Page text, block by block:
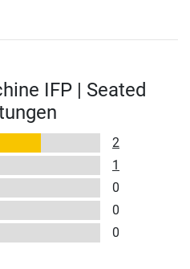
IFP | Seated
2
1
0
0
0